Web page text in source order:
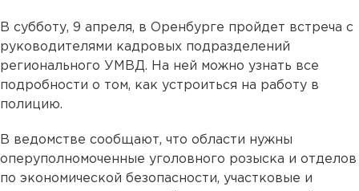
В субботу, 9 апреля, в Оренбурге пройдет встреча с
руководителями кадровых подразделений
регионального УМВД. На ней можно узнать все
подробности о том, как устроиться на работу в
полицию.
В ведомстве сообщают, что области нужны
оперуполномоченные уголовного розыска и отделов
по экономической безопасности, участковые и